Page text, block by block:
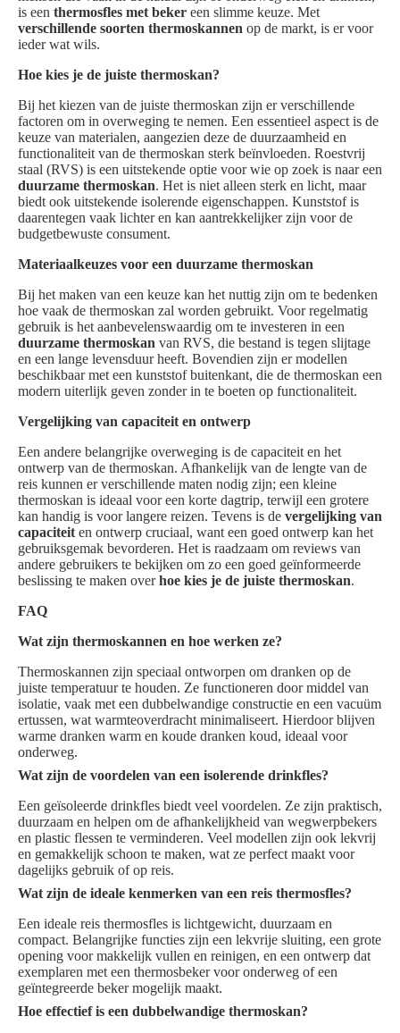
is een thermosfles met beker een slimme keuze. Met
verschillende soorten thermoskannen op de markt, is er voor
ieder wat wils.
Hoe kies je de juiste thermoskan?
Bij het kiezen van de juiste thermoskan zijn er verschillende
factoren om in overweging te nemen. Een essentieel aspect is de
keuze van materialen, aangezien deze de duurzaamheid en
functionaliteit van de thermoskan sterk beïnvloeden. Roestvrij
staal (RVS) is een uitstekende optie voor wie op zoek is naar een
duurzame thermoskan. Het is niet alleen sterk en licht, maar
biedt ook uitstekende isolerende eigenschappen. Kunststof is
daarentegen vaak lichter en kan aantrekkelijker zijn voor de
budgetbewuste consument.
Materiaalkeuzes voor een duurzame thermoskan
Bij het maken van een keuze kan het nuttig zijn om te bedenken
hoe vaak de thermoskan zal worden gebruikt. Voor regelmatig
gebruik is het aanbevelenswaardig om te investeren in een
duurzame thermoskan van RVS, die bestand is tegen slijtage
en een lange levensduur heeft. Bovendien zijn er modellen
beschikbaar met een kunststof buitenkant, die de thermoskan een
modern uiterlijk geven zonder in te boeten op functionaliteit.
Vergelijking van capaciteit en ontwerp
Een andere belangrijke overweging is de capaciteit en het
ontwerp van de thermoskan. Afhankelijk van de lengte van de
reis kunnen er verschillende maten nodig zijn; een kleine
thermoskan is ideaal voor een korte dagtrip, terwijl een grotere
kan handig is voor langere reizen. Tevens is de vergelijking van
capaciteit en ontwerp cruciaal, want een goed ontwerp kan het
gebruiksgemak bevorderen. Het is raadzaam om reviews van
andere gebruikers te bekijken om zo een goed geïnformeerde
beslissing te maken overhoe kies je de juiste thermoskan.
FAQ
Wat zijn thermoskannen en hoe werken ze?
Thermoskannen zijn speciaal ontworpen om dranken op de
juiste temperatuur te houden. Ze functioneren door middel van
isolatie, vaak met een dubbelwandige constructie en een vacuüm
ertussen, wat warmteoverdracht minimaliseert. Hierdoor blijven
warme dranken warm en koude dranken koud, ideaal voor
onderweg.
Wat zijn de voordelen van een isolerende drinkfles?
Een geïsoleerde drinkfles biedt veel voordelen. Ze zijn praktisch,
duurzaam en helpen om de afhankelijkheid van wegwerpbekers
en plastic flessen te verminderen. Veel modellen zijn ook lekvrij
en gemakkelijk schoon te maken, wat ze perfect maakt voor
dagelijks gebruik of op reis.
Wat zijn de ideale kenmerken van een reis thermosfles?
Een ideale reis thermosfles is lichtgewicht, duurzaam en
compact. Belangrijke functies zijn een lekvrije sluiting, een grote
opening voor makkelijk vullen en reinigen, en een ontwerp dat
exemplaren met een thermosbeker voor onderweg of een
geïntegreerde beker mogelijk maakt.
Hoe effectief is een dubbelwandige thermoskan?